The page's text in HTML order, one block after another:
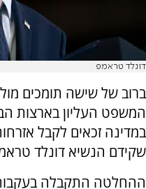
דונלד טראמפ
ברוב של שישה תומכים
המשפט העליון בארצות
במדינה זכאים לקבל
שקידם הנשיא דונלד
ההחלטה התקבלה בעקבות